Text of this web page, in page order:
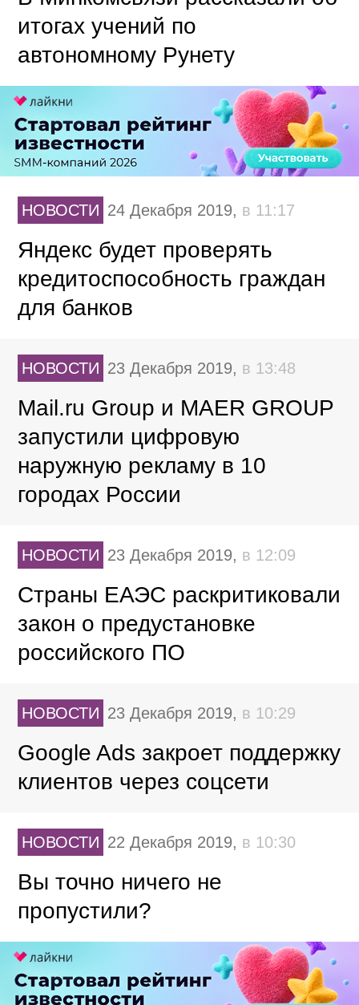
итогах учений по
автономному Рунету
НОВОСТИ 24 Декабря 2019, в 11:17
Яндекс будет проверять
кредитоспособность граждан
для банков
НОВОСТИ 23 Декабря 2019, в 13:48
Mail.ru Group и MAER GROUP
запустили цифровую
наружную рекламу в 10
городах России
НОВОСТИ 23 Декабря 2019, в 12:09
Страны ЕАЭС раскритиковали
закон о предустановке
российского ПО
НОВОСТИ 23 Декабря 2019, в 10:29
Google Ads закроет поддержку
клиентов через соцсети
НОВОСТИ 22 Декабря 2019, в 10:30
Вы точно ничего не
пропустили?